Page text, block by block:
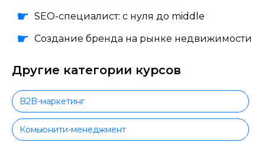
SEO-специалист: с нуля до middle
Создание бренда на рынке недвижимости
Другие категории курсов
B2B-маркетинг
Комьюнити-менеджмент